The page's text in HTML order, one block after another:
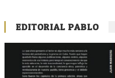
EDITORIAL PABLO